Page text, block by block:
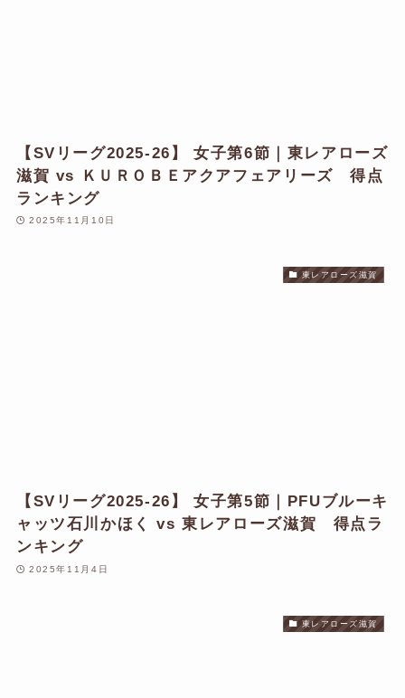
【SVリーグ2025-26】 女子第6節｜東レアローズ
滋賀 vs ＫＵＲＯＢＥアクアフェアリーズ 得点
ランキング
2025年11月10日
東レアローズ滋賀
【SVリーグ2025-26】 女子第5節｜PFUブルーキ
ャッツ石川かほく vs 東レアローズ滋賀 得点ラ
ンキング
2025年11月4日
東レアローズ滋賀